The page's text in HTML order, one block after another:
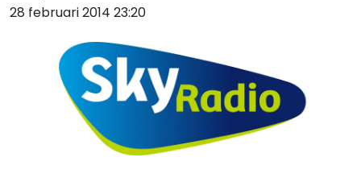
28 februari 2014 23:20